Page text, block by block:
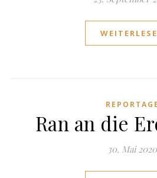
REPORTAGE
Ran an die
30. Mai 2020